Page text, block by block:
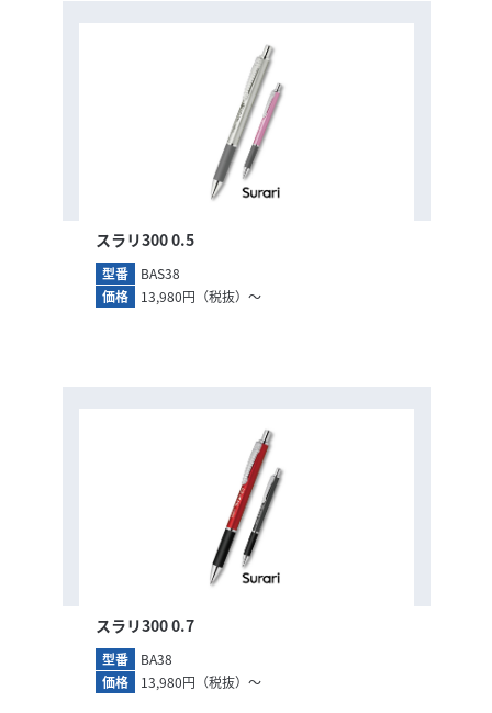
スラリ300 0.5
型番
BAS38
価格
13,980円（税抜）～
スラリ300 0.7
型番
BA38
価格
13,980円（税抜）～